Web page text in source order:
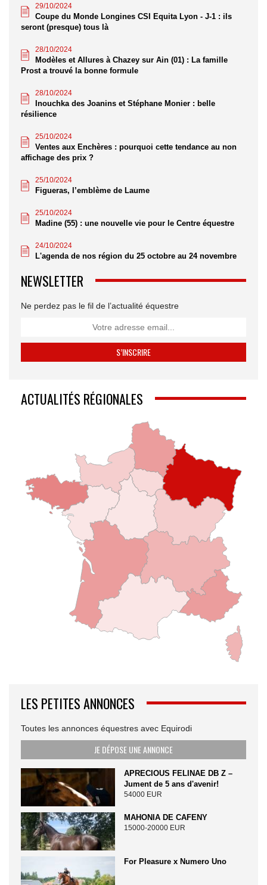
29/10/2024
Coupe du Monde Longines CSI Equita Lyon - J-1 : ils
seront (presque) tous là
28/10/2024
Modèles et Allures à Chazey sur Ain (01) : La famille
Prost a trouvé la bonne formule
28/10/2024
Inouchka des Joanins et Stéphane Monier : belle
résilience
25/10/2024
Ventes aux Enchères : pourquoi cette tendance au non
affichage des prix ?
25/10/2024
Figueras, l’emblème de Laume
25/10/2024
Madine (55) : une nouvelle vie pour le Centre équestre
24/10/2024
L'agenda de nos région du 25 octobre au 24 novembre
NEWSLETTER
Ne perdez pas le fil de l’actualité équestre
ACTUALITÉS RÉGIONALES
LES PETITES ANNONCES
Toutes les annonces équestres avec Equirodi
JE DÉPOSE UNE ANNONCE
APRECIOUS FELINAE DB Z –
Jument de 5 ans d'avenir!
54000 EUR
MAHONIA DE CAFENY
15000-20000 EUR
For Pleasure x Numero Uno